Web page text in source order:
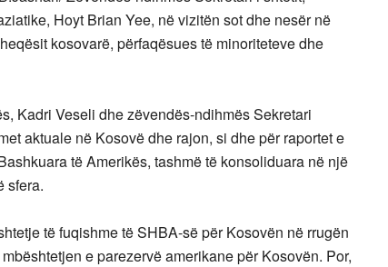
Hoyt Brian Yee, në vizitën sot dhe nesër në
kosovarë, përfaqësues të minoriteteve dhe
Kadri Veseli dhe zëvendës-ndihmës Sekretari
aktuale në Kosovë dhe rajon, si dhe për raportet e
të Amerikës, tashmë të konsoliduara në një
sfera.
të fuqishme të SHBA-së për Kosovën në rrugën
e parezervë amerikane për Kosovën. Por,